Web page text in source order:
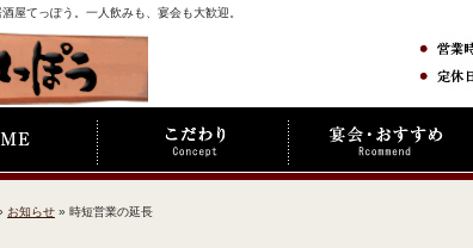
屋てっぽう。一人飲みも、宴会も大歓迎。
お知らせ » 時短営業の延長